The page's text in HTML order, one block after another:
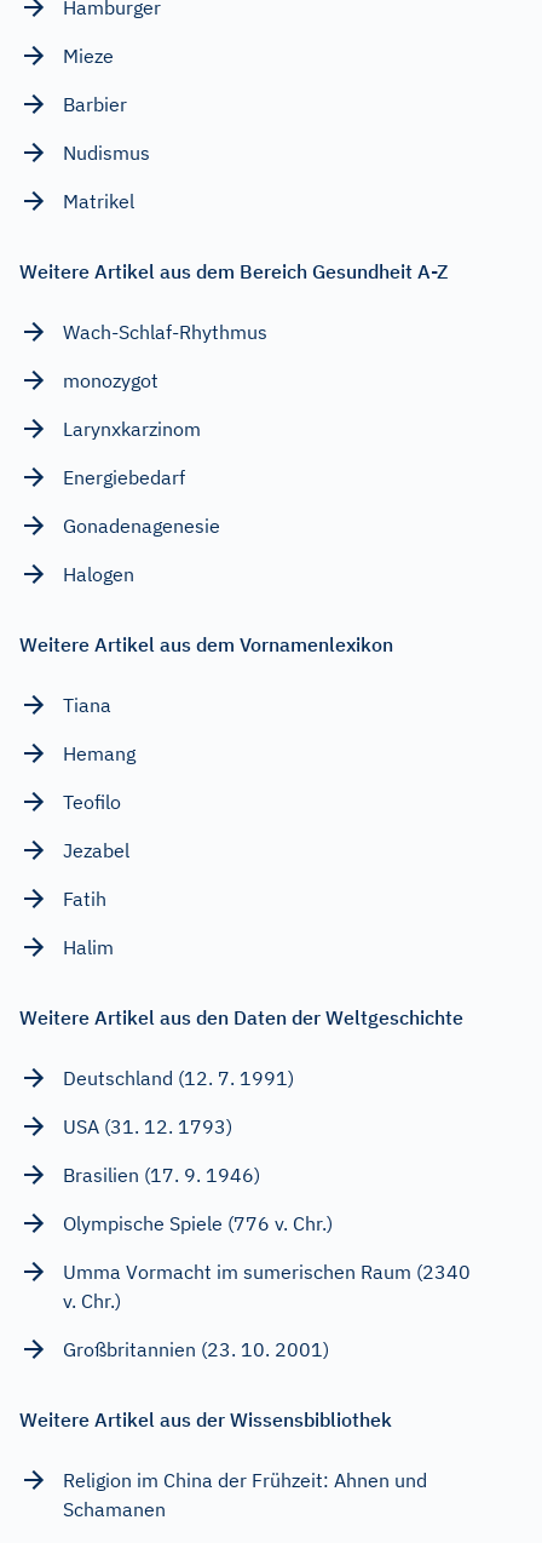
Hamburger
Mieze
Barbier
Nudismus
Matrikel
Weitere Artikel aus dem Bereich Gesundheit A-Z
Wach-Schlaf-Rhythmus
monozygot
Larynxkarzinom
Energiebedarf
Gonadenagenesie
Halogen
Weitere Artikel aus dem Vornamenlexikon
Tiana
Hemang
Teofilo
Jezabel
Fatih
Halim
Weitere Artikel aus den Daten der Weltgeschichte
Deutschland (12. 7. 1991)
USA (31. 12. 1793)
Brasilien (17. 9. 1946)
Olympische Spiele (776 v. Chr.)
Umma Vormacht im sumerischen Raum (2340
v. Chr.)
Großbritannien (23. 10. 2001)
Weitere Artikel aus der Wissensbibliothek
Religion im China der Frühzeit: Ahnen und
Schamanen